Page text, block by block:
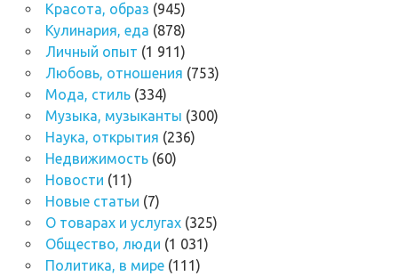
Красота, образ (945)
Кулинария, еда (878)
Личный опыт (1 911)
Любовь, отношения (753)
Мода, стиль(334)
Музыка, музыканты (300)
Наука, открытия (236)
Недвижимость(60)
Новости (11)
Новые статьи (7)
О товарах и услугах(325)
Общество, люди (1 031)
Политика, в мире(111)